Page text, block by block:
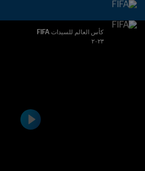
كأس العالم للسيدات FIFA
٢٠٢٣